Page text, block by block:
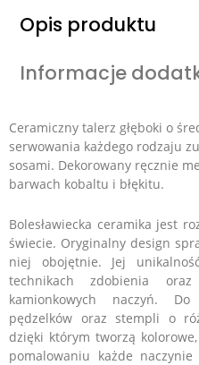
Opis produktu
Informacje
Ceramiczny talerz głęboki o
serwowania każdego rodzaju
sosami. Dekorowany ręcznie
barwach kobaltu i błękitu.
Bolesławiecka ceramika jest
świecie. Oryginalny design
niej obojętnie. Jej
technikach zdobienia
kamionkowych naczyń.
pędzelków oraz stempli o
dzięki którym tworzą
pomalowaniu każde